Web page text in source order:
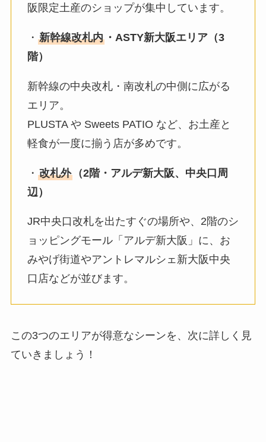
阪限定土産のショップが集中しています。
・ 新幹線改札内・ASTY新大阪エリア（3
階）
新幹線の中央改札・南改札の中側に広がる
エリア。
PLUSTA や Sweets PATIO など、お土産と
軽食が一度に揃う店が多めです。
・ 改札外（2階・アルデ新大阪、中央口周
辺）
JR中央口改札を出たすぐの場所や、2階のシ
ョッピングモール「アルデ新大阪」に、お
みやげ街道やアントレマルシェ新大阪中央
口店などが並びます。
この3つのエリアが得意なシーンを、次に詳しく見
ていきましょう！